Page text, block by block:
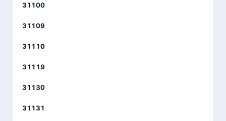
31100
31109
31110
31119
31130
31131